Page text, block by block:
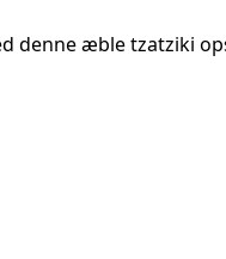
denne æble tzatziki